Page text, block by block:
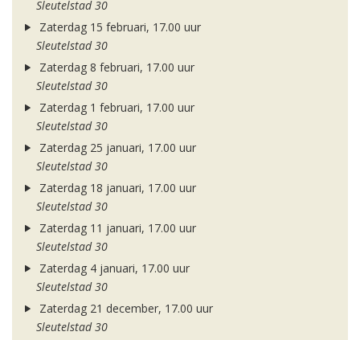
Sleutelstad 30
Zaterdag 15 februari, 17.00 uur
Sleutelstad 30
Zaterdag 8 februari, 17.00 uur
Sleutelstad 30
Zaterdag 1 februari, 17.00 uur
Sleutelstad 30
Zaterdag 25 januari, 17.00 uur
Sleutelstad 30
Zaterdag 18 januari, 17.00 uur
Sleutelstad 30
Zaterdag 11 januari, 17.00 uur
Sleutelstad 30
Zaterdag 4 januari, 17.00 uur
Sleutelstad 30
Zaterdag 21 december, 17.00 uur
Sleutelstad 30